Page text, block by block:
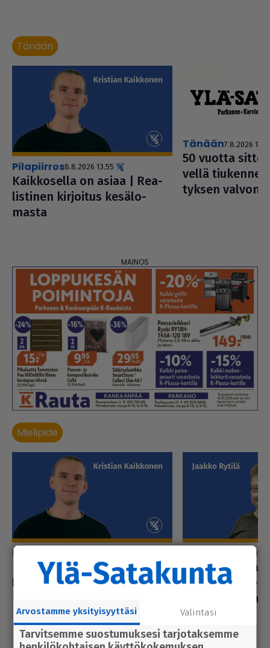
Tänään
pilapiirros8.8.2026 13.55
Kaik­ko­sella on asiaa | Rea­
lis­ti­nen kirjoitus kesä­lo­
masta
Tänään7.8.2026 1.20
50 vuotta
vellä
tyk­sen
Mielipide
Kaik­ko­sella on asiaa | Rea­
lis­ti­nen kirjoitus kesä­lo­
8.8.2026
Koti-kylä-raja |
oikeaan aikaan
Arvostamme yksityisyyttäsi Valintasi
Tarvitsemme suostumuksesi tarjotaksemme